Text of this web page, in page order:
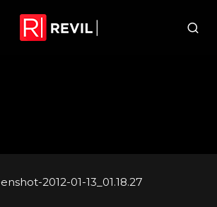
2012-01-13_01.18.27